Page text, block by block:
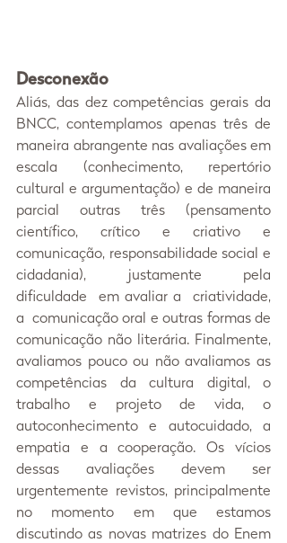
Desconexão
Aliás, das dez competências gerais da
BNCC, contemplamos apenas três de
maneira abrangente nas avaliações em
escala (conhecimento, repertório
cultural e argumentação) e de maneira
parcial outras três (pensamento
científico, crítico e criativo e
comunicação, responsabilidade social e
cidadania), justamente pela
dificuldade  em avaliar a  criatividade,
a  comunicação oral e outras formas de
comunicação não literária. Finalmente,
avaliamos pouco ou não avaliamos as
competências da cultura digital, o
trabalho e projeto de vida, o
autoconhecimento e autocuidado, a
empatia e a cooperação. Os vícios
dessas avaliações devem ser
urgentemente revistos, principalmente
no momento em que estamos
discutindo as novas matrizes do Enem